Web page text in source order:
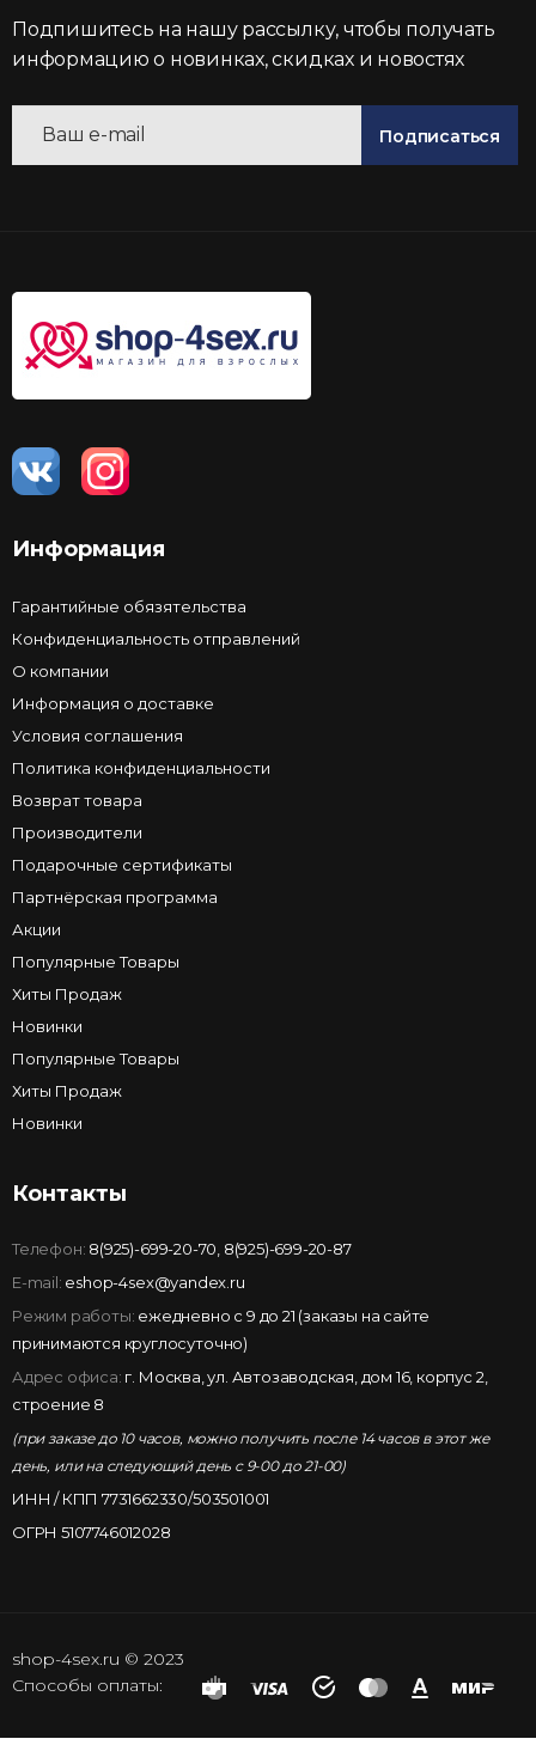
Подпишитесь на нашу рассылку, чтобы получать
информацию о новинках, скидках и новостях
Подписаться
Информация
Гарантийные обязятельства
Конфиденциальность отправлений
О компании
Информация о доставке
Условия соглашения
Политика конфиденциальности
Возврат товара
Производители
Подарочные сертификаты
Партнёрская программа
Акции
Популярные Товары
Хиты Продаж
Новинки
Популярные Товары
Хиты Продаж
Новинки
Контакты
Телефон: 8(925)-699-20-70 8(925)-699-20-87
E-mail: eshop-4sex@yandex.ru
Режим работы: ежедневно с 9 до 21 (заказы на сайте
принимаются круглосуточно)
Адрес офиса: г. Москва, ул. Автозаводская, дом 16, корпус 2,
строение 8
(при заказе до 10 часов, можно получить после 14 часов в этот же
день, или на следующий день с 9-00 до 21-00)
ИНН / КПП 7731662330/503501001
ОГРН 5107746012028
shop-4sex.ru © 2023
Способы оплаты: